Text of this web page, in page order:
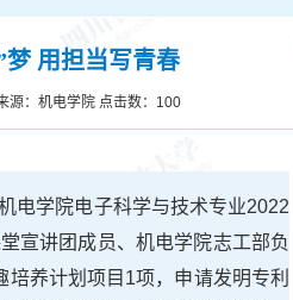
梦 用担当写青春
：机电学院 点击数： 100
电学院电子科学与技术专业2022
宣讲团成员、机电学院志工部负
养计划项目1项，申请发明专利